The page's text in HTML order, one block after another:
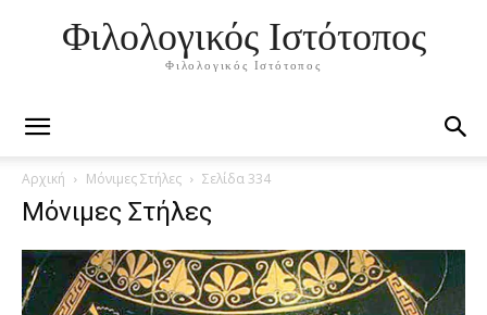
Φιλολογικός Ιστότοπος
Φιλολογικός Ιστότοπος
Αρχική Μόνιμες Στήλες Σελίδα 334
Μόνιμες Στήλες